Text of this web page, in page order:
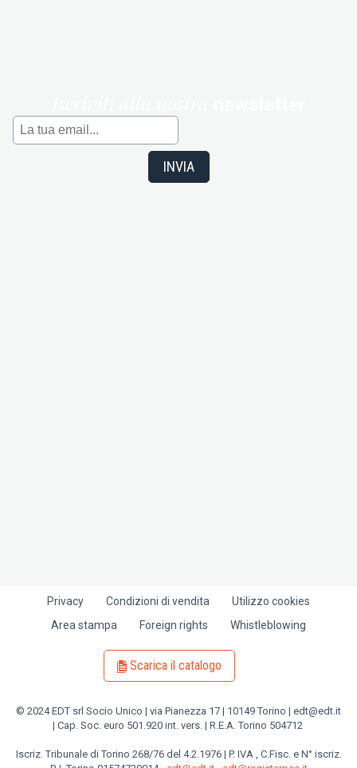
Privacy Condizioni di vendita
Utilizzo cookies
Area stampa
Foreign rights Whistleblowing
Scarica il catalogo
© 2024 EDT srl Socio Unico | via Pianezza 17 | 10149 Torino | edt@edt.it
| Cap. Soc. euro 501.920 int. vers. | R.E.A. Torino 504712
Iscriz. Tribunale di Torino 268/76 del 4.2.1976 | P. IVA , C.Fisc. e N° iscriz.